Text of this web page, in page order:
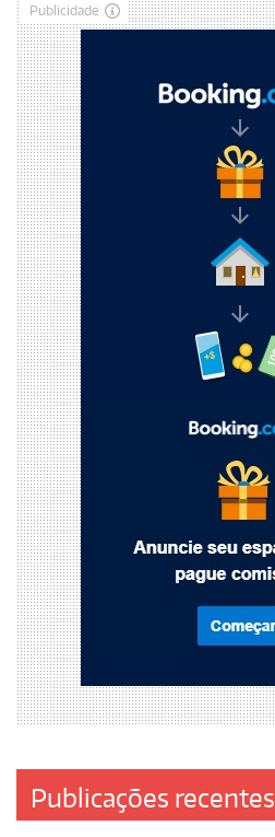
Publicidade
Publicações recentes